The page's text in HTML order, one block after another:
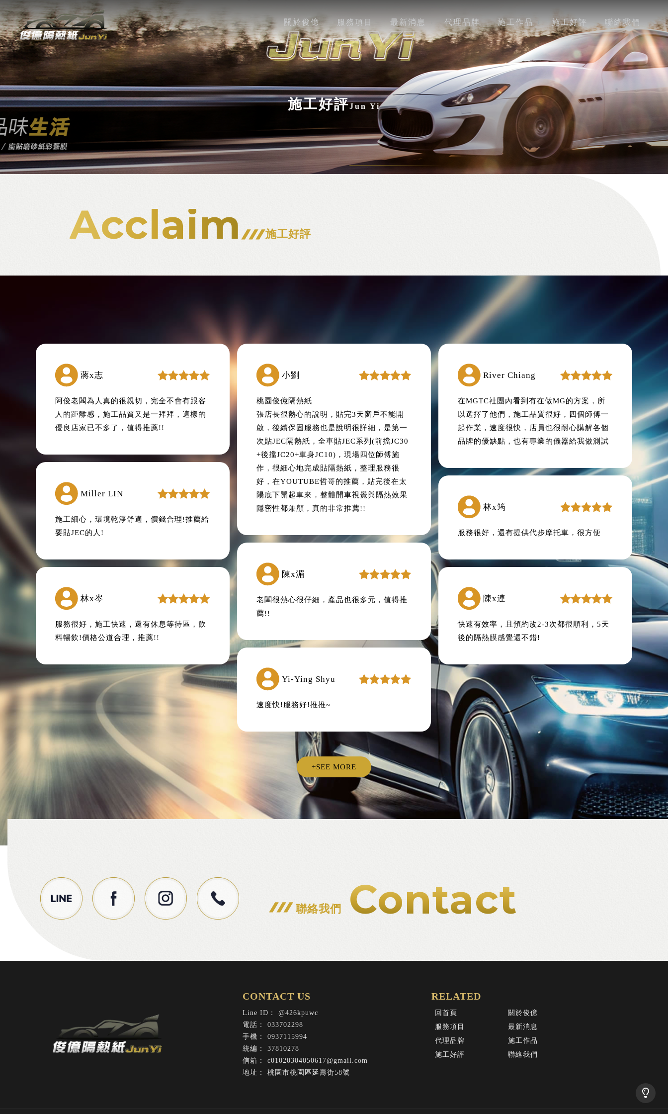
關於俊億 服務項目 最新消息 代理品牌 施工作品 施工好評 聯絡我們
施工好評
Acclaim 施工好評
蔣x志
阿俊老闆為人真的很親切，完全不會有跟客
人的距離感，施工品質又是一拜拜，這樣的
優良店家已不多了，值得推薦!!
Miller LIN
施工細心，環境乾淨舒適，價錢合理!推薦給
要貼JEC的人!
林x岑
服務很好，施工快速，還有休息等待區，飲
料暢飲!價格公道合理，推薦!!
小劉
桃園俊億隔熱紙
張店長很熱心的說明，貼完3天窗戶不能開
啟，後續保固服務也是說明很詳細，是第一
次貼JEC隔熱紙，全車貼JEC系列(前擋JC30
+後擋JC20+車身JC10)，現場四位師傅施
作，很細心地完成貼隔熱紙，整理服務很
好，在YOUTUBE哲哥的推薦，貼完後在太
陽底下開起車來，整體開車視覺與隔熱效果
隱密性都兼顧，真的非常推薦!!
陳x湄
老闆很熱心很仔細，產品也很多元，值得推
薦!!
Yi-Ying Shyu
速度快!服務好!推推~
River Chiang
在MGTC社團內看到有在做MG的方案，所
以選擇了他們，施工品質很好，四個師傅一
起作業，速度很快，店員也很耐心講解各個
品牌的優缺點，也有專業的儀器給我做測試
林x筠
服務很好，還有提供代步摩托車，很方便
陳x連
快速有效率，且預約改2-3次都很順利，5天
後的隔熱膜感覺還不錯!
+SEE MORE
聯絡我們 Contact
@426kpuwc
033702298
0937115994
37810278
c01020304050617@gmail.com
桃園市桃園區延壽街58號
回首頁
關於俊億
服務項目
最新消息
代理品牌
施工作品
施工好評
聯絡我們